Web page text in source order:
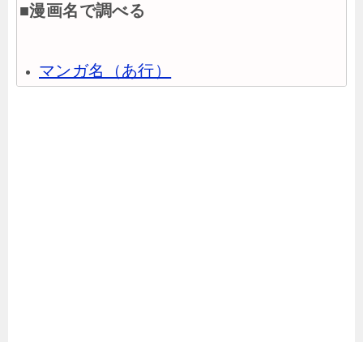
■漫画名で調べる
マンガ名（あ行）